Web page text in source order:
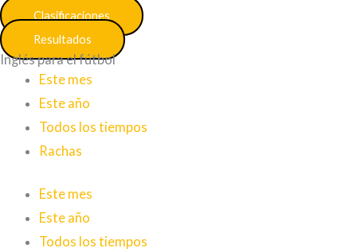
Clasificaciones
Resultados
Inglés para el fútbol
Este mes
Este año
Todos los tiempos
Rachas
Este mes
Este año
Todos los tiempos